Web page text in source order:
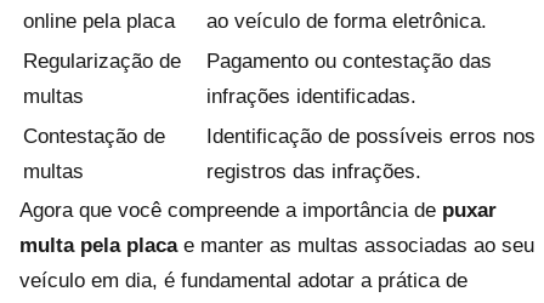
online pela placa
ao veículo de forma eletrônica.
Regularização de
multas
Pagamento ou contestação das
infrações identificadas.
Contestação de
multas
Identificação de possíveis erros nos
registros das infrações.
Agora que você compreende a importância de puxar
multa pela placae manter as multas associadas ao seu
veículo em dia, é fundamental adotar a prática de